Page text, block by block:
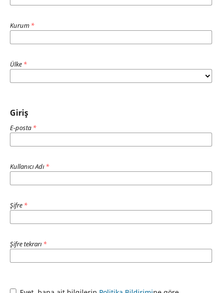
Kurum *
Ülke *
Giriş
E-posta *
Kullanıcı Adı *
Şifre *
Şifre tekrarı *